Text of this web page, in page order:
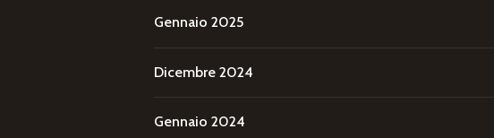
Gennaio 2025
Dicembre 2024
Gennaio 2024